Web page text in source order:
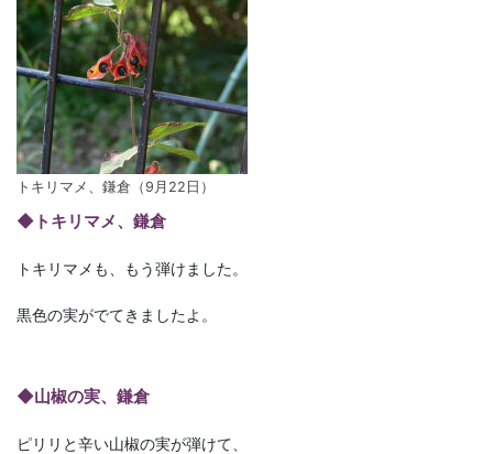
トキリマメ、鎌倉（9月22日）
◆トキリマメ、鎌倉
トキリマメも、もう弾けました。
黒色の実がでてきましたよ。
◆山椒の実、鎌倉
ピリリと辛い山椒の実が弾けて、